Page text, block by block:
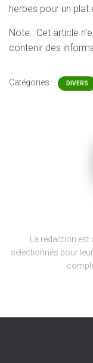
herbes pour un plat
Note : Cet article
contenir des
Catégories : DIVERS
La rédaction
sélectionnés pour